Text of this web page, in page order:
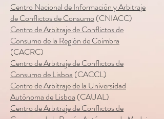
Centro Nacional de Información y Arbitraje
de Conflictos de Consumo (CNIACC)
Centro de Arbitraje de Conflictos de
Consumo de la Región de Coimbra
(CACRC)
Centro de Arbitraje de Conflictos de
Consumo de Lisboa (CACCL)
Centro de Arbitraje de la Universidad
Autónoma de Lisboa (CAUAL)
Centro de Arbitraje de Conflictos de